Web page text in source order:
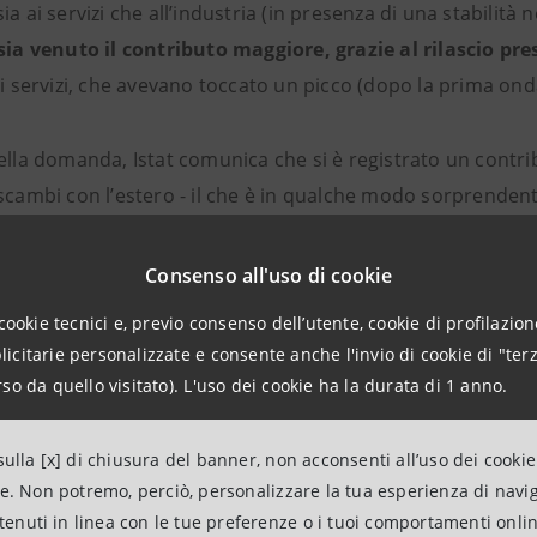
Consenso all'uso di cookie
tecnici e, previo consenso dell’utente, cookie di
personalizzate e consente anche l'invio di cookie di
da quello visitato). L'uso dei cookie ha la durata di 1 anno.
[x] di chiusura del banner, non acconsenti all’uso dei
Non potremo, perciò, personalizzare la tua esperienza di
in linea con le tue preferenze o i tuoi comportamenti
ai servizi che all’industria (in presenza di una stabilità
venuto il contributo maggiore, grazie al rilascio
servizi, che avevano toccato un picco (dopo la prima
domanda, Istat comunica che si è registrato un
con l’estero - il che è in qualche modo
relativi solo ai beni e misurati ai prezzi di mercato)
In ogni caso,pensiamo che nel trimestre il
(soprattutto di servizi, con un apporto
acquisita per il 2021 (in caso di stagnazione dell’attività
oltremodo pessimistica) è pari al 4,8%. Ciò
significativamente superiore alle più recenti
su ritmi meno vivaci di quelli primaverili, è possibile
PIL ben superiore al 5% (verosimilmente, nel range 5-